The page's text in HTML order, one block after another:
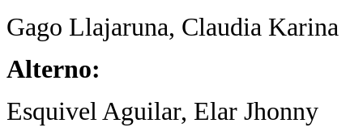
Gago Llajaruna, Claudia Karina
Alterno:
Esquivel Aguilar, Elar Jhonny